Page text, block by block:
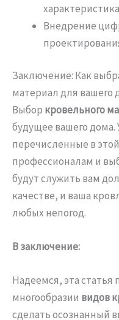
Внедрение
Заключение: Как
материал для вашего
Выбор кровельного
будущее вашего
перечисленные в
профессионалам и
будут служить вам
качестве, и ваша
любых непогод.
В заключение:
Надеемся, эта статья
многообразии видов
сделать осознанный